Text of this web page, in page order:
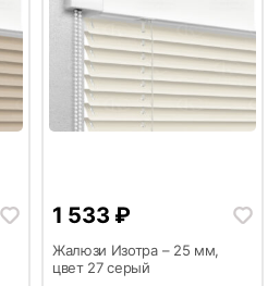
1 533 ₽
Жалюзи Изотра – 25 мм,
цвет 27 серый